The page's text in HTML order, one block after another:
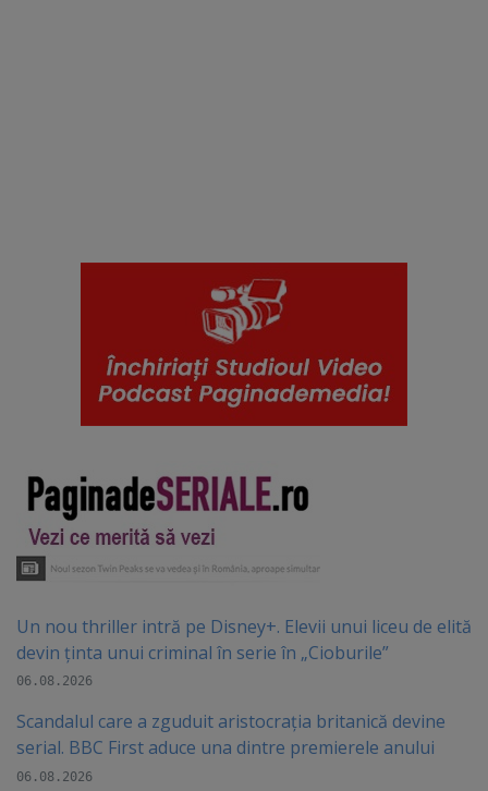
Un nou thriller intră pe Disney+. Elevii unui liceu de elită
devin ținta unui criminal în serie în „Cioburile”
06.08.2026
Scandalul care a zguduit aristocrația britanică devine
serial. BBC First aduce una dintre premierele anului
06.08.2026